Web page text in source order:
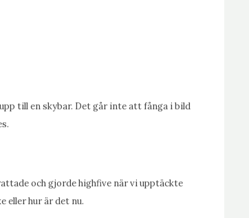
till en skybar. Det går inte att fånga i bild
och gjorde highfive när vi upptäckte
eller hur är det nu.